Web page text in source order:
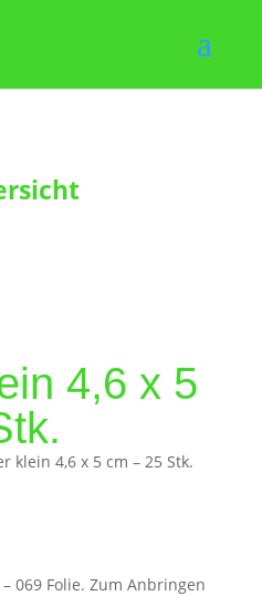
4,6 x 5
klein 4,6 x 5 cm – 25 Stk.
069 Folie. Zum Anbringen